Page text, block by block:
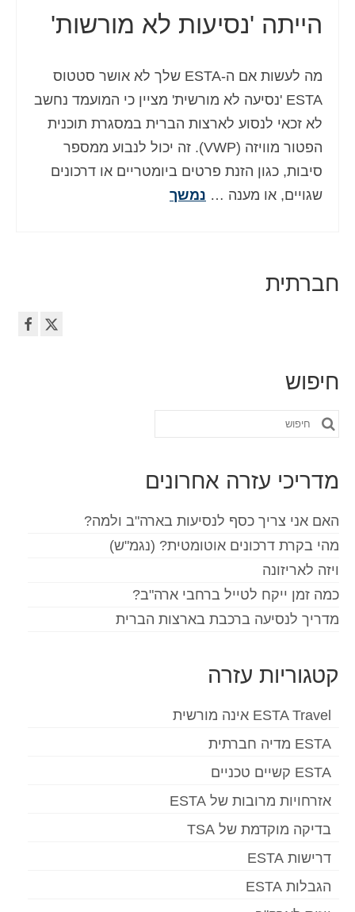
הייתה 'נסיעות לא מורשות'
מה לעשות אם ה-ESTA שלך לא אושר סטטוס
ESTA 'נסיעה לא מורשית' מציין כי המועמד נחשב
לא זכאי לנסוע לארצות הברית במסגרת תוכנית
הפטור מוויזה (VWP). זה יכול לנבוע ממספר
סיבות, כגון הזנת פרטים ביומטריים או דרכונים
שגויים, או מענה … נמשך
חברתית
חיפוש
חפש
מדריכי עזרה אחרונים
האם אני צריך כסף לנסיעות בארה"ב ולמה?
מהי בקרת דרכונים אוטומטית? (נגמ"ש)
ויזה לאריזונה
כמה זמן ייקח לטייל ברחבי ארה"ב?
מדריך לנסיעה ברכבת בארצות הברית
קטגוריות עזרה
ESTA Travel אינה מורשית
ESTA מדיה חברתית
ESTA קשיים טכניים
אזרחויות מרובות של ESTA
בדיקה מוקדמת של TSA
דרישות ESTA
הגבלות ESTA